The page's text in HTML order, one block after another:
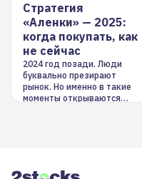
Стратегия
«Аленки» — 2025:
когда покупать, как
не сейчас
2024 год позади. Люди
буквально презирают
рынок. Но именно в такие
моменты открываются